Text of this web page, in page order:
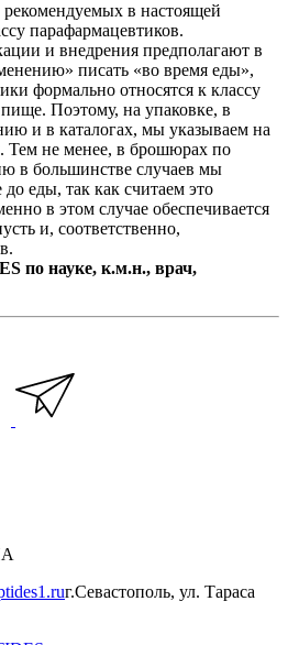
в настоящей
парафармацевтиков.
и внедрения предполагают в
писать «во время еды»,
формально относятся к классу
Поэтому, на упаковке, в
и в каталогах, мы указываем на
Тем не менее, в брошюрах по
в большинстве случаев мы
еды, так как считаем это
в этом случае обеспечивается
и, соответственно,
по науке, к.м.н., врач,
г.Севастополь, ул. Тараса